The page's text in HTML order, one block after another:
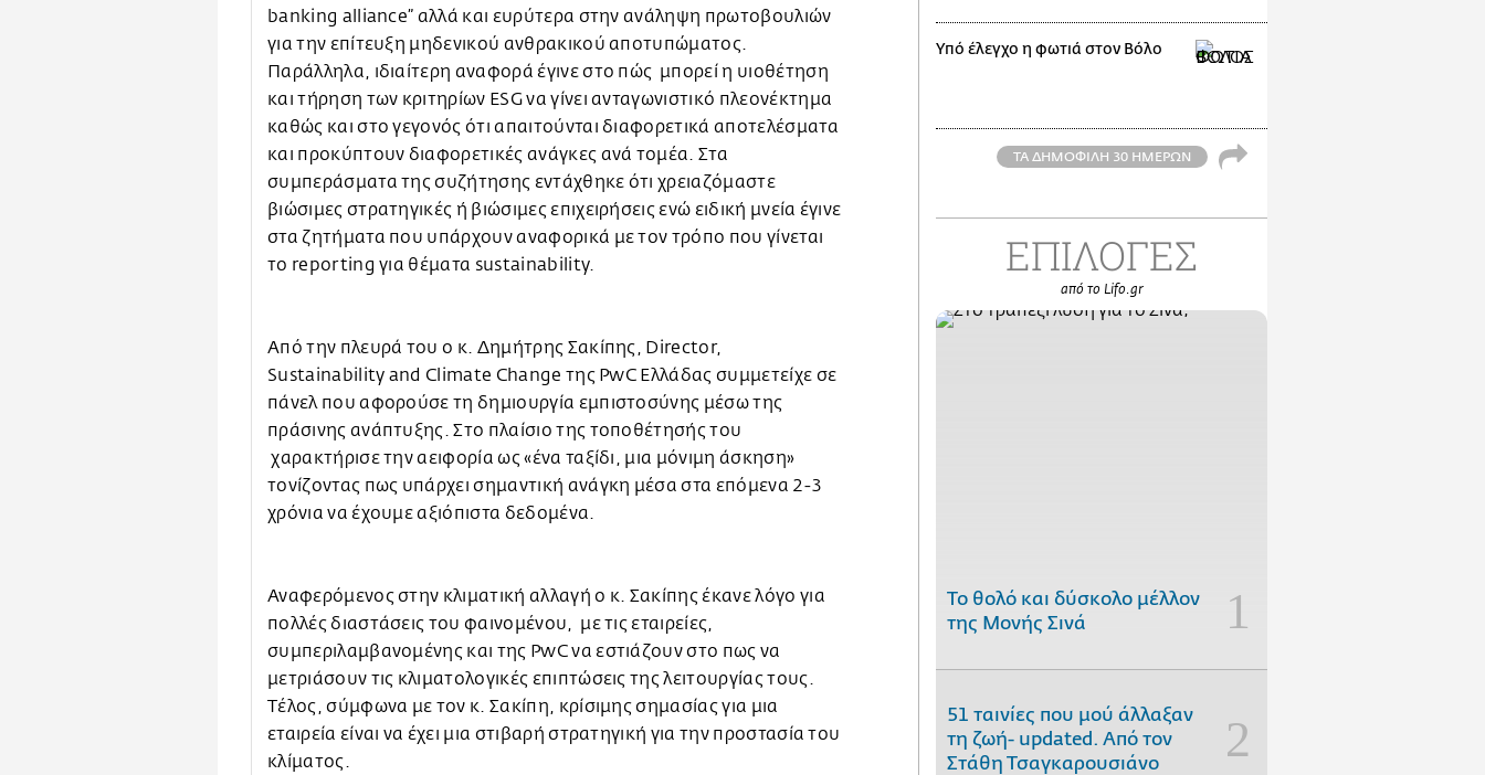
banking alliance” αλλά και ευρύτερα στην ανάληψη πρωτοβουλιών
για την επίτευξη μηδενικού ανθρακικού αποτυπώματος.
Παράλληλα, ιδιαίτερη αναφορά έγινε στο πώς μπορεί η υιοθέτηση
και τήρηση των κριτηρίων ESG να γίνει ανταγωνιστικό πλεονέκτημα
καθώς και στο γεγονός ότι απαιτούνται διαφορετικά αποτελέσματα
και προκύπτουν διαφορετικές ανάγκες ανά τομέα. Στα
συμπεράσματα της συζήτησης εντάχθηκε ότι χρειαζόμαστε
βιώσιμες στρατηγικές ή βιώσιμες επιχειρήσεις ενώ ειδική μνεία έγινε
στα ζητήματα που υπάρχουν αναφορικά με τον τρόπο που γίνεται
το reporting για θέματα sustainability.
Από την πλευρά του ο κ. Δημήτρης Σακίπης, Director,
Sustainability and Climate Change της PwC Ελλάδας συμμετείχε σε
πάνελ που αφορούσε τη δημιουργία εμπιστοσύνης μέσω της
πράσινης ανάπτυξης. Στο πλαίσιο της τοποθέτησής του
χαρακτήρισε την αειφορία ως «ένα ταξίδι, μια μόνιμη άσκηση»
τονίζοντας πως υπάρχει σημαντική ανάγκη μέσα στα επόμενα 2-3
χρόνια να έχουμε αξιόπιστα δεδομένα.
Αναφερόμενος στην κλιματική αλλαγή ο κ. Σακίπης έκανε λόγο για
πολλές διαστάσεις του φαινομένου, με τις εταιρείες,
συμπεριλαμβανομένης και της PwC να εστιάζουν στο πως να
μετριάσουν τις κλιματολογικές επιπτώσεις της λειτουργίας τους.
Τέλος, σύμφωνα με τον κ. Σακίπη, κρίσιμης σημασίας για μια
εταιρεία είναι να έχει μια στιβαρή στρατηγική για την προστασία του
κλίματος.
Υπό έλεγχο η φωτιά στον Βόλο
ΤΑ ΔΗΜΟΦΙΛΗ 30 ΗΜΕΡΩΝ
ΕΠΙΛΟΓΕΣ
από το Lifo.gr
Το θολό και δύσκολο μέλλον
της Μονής Σινά
51 ταινίες που μού άλλαξαν
τη ζωή- updated. Aπό τον
Στάθη Τσαγκαρουσιάνο